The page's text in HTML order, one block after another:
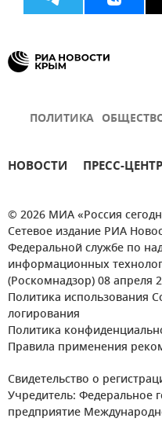
ПОЛИТИКА
НОВОСТИ ПРЕСС-ЦЕНТР
© 2026 МИА «Россия
Сетевое издание РИА
Федеральной службе по
информационных
(Роскомнадзор) 08 апреля
Политика использования
логирования
Политика
Правила применения
Свидетельство о
Учредитель: Федеральное
предприятие